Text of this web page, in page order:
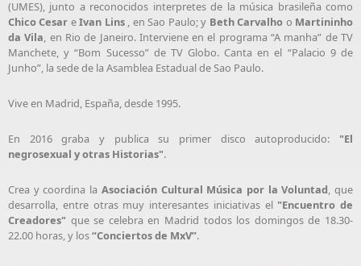
(UMES), junto a reconocidos interpretes de la música brasileña como
Chico Cesar eIvan Lins, en Sao Paulo; y Beth Carvalho o Martininho
da Vila, en Rio de Janeiro. Interviene en el programa “A manha” de TV
Manchete, y “Bom Sucesso” de TV Globo. Canta en el “Palacio 9 de
Junho”, la sede de la Asamblea Estadual de Sao Paulo.
Vive en Madrid, España, desde 1995.
En 2016 graba y publica su primer disco autoproducido: "El
negrosexual y otras Historias".
Crea y coordina la Asociación Cultural Música por la Voluntad, que
desarrolla, entre otras muy interesantes iniciativas el "Encuentro de
Creadores" que se celebra en Madrid todos los domingos de 18.30-
22.00 horas, y los“Conciertos de MxV”.